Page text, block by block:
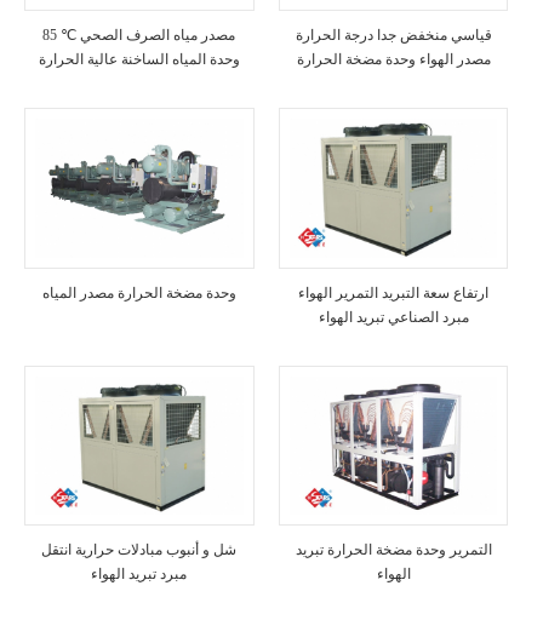
85 ℃ مصدر مياه الصرف الصحي
وحدة المياه الساخنة عالية الحرارة
قياسي منخفض جدا درجة الحرارة
مصدر الهواء وحدة مضخة الحرارة
وحدة مضخة الحرارة مصدر المياه
ارتفاع سعة التبريد التمرير الهواء
مبرد الصناعي تبريد الهواء
شل و أنبوب مبادلات حرارية انتقل
مبرد تبريد الهواء
التمرير وحدة مضخة الحرارة تبريد
الهواء